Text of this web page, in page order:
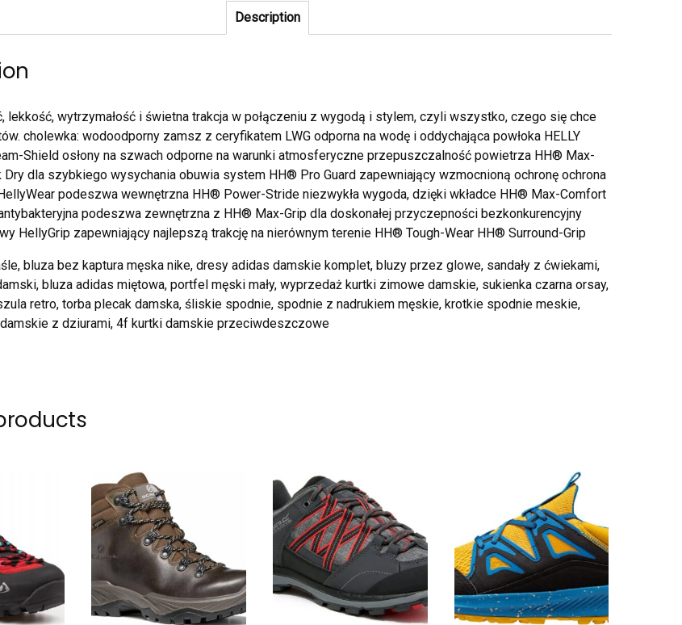
Description
lekkość, wytrzymałość i świetna trakcja w połączeniu z wygodą i stylem, czyli wszystko, czego się chce
cholewka: wodoodporny zamsz z ceryfikatem LWG odporna na wodę i oddychająca powłoka HELLY
Shield osłony na szwach odporne na warunki atmosferyczne przepuszczalność powietrza HH® Max-
dla szybkiego wysychania obuwia system HH® Pro Guard zapewniający wzmocnioną ochronę ochrona
podeszwa wewnętrzna HH® Power-Stride niezwykła wygoda, dzięki wkładce HH® Max-Comfort
podeszwa zewnętrzna z HH® Max-Grip dla doskonałej przyczepności bezkonkurencyjny
HellyGrip zapewniający najlepszą trakcję na nierównym terenie HH® Tough-Wear HH® Surround-Grip
bluza bez kaptura męska nike, dresy adidas damskie komplet, bluzy przez glowe, sandały z ćwiekami,
bluza adidas miętowa, portfel męski mały, wyprzedaż kurtki zimowe damskie, sukienka czarna orsay,
retro, torba plecak damska, śliskie spodnie, spodnie z nadrukiem męskie, krotkie spodnie meskie,
z dziurami, 4f kurtki damskie przeciwdeszczowe